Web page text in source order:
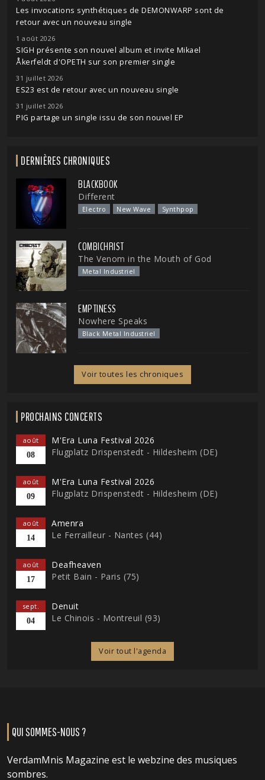
Les invocations synthétiques de DEMONWARP sont de
retour avec un nouveau single
1 août 2026
SIGH présente son nouvel album et invite Mikael
Åkerfeldt d'OPETH sur son premier single
31 juillet 2026
ES23 est de retour avec un nouveau single
31 juillet 2026
PIG partage un single issu de son nouvel EP
DERNIÈRES CHRONIQUES
BLACKBOOK
Different
Electro New Wave Synthpop
COMBICHRIST
The Venom in the Mouth of God
Metal Industriel
EMPTINESS
Nowhere Speaks
Black Metal Industriel
Voir toutes les chroniques
PROCHAINS CONCERTS
août
08
M'Era Luna Festival 2026
Flugplatz Drispenstedt - Hildesheim (DE)
août
09
M'Era Luna Festival 2026
Flugplatz Drispenstedt - Hildesheim (DE)
août
14
Amenra
Le Ferrailleur - Nantes (44)
août
17
Deafheaven
Petit Bain - Paris (75)
sept.
04
Denuit
Le Chinois - Montreuil (93)
Voir tout l'agenda
QUI SOMMES-NOUS ?
VerdamMnis Magazine est le webzine des musiques
sombres.